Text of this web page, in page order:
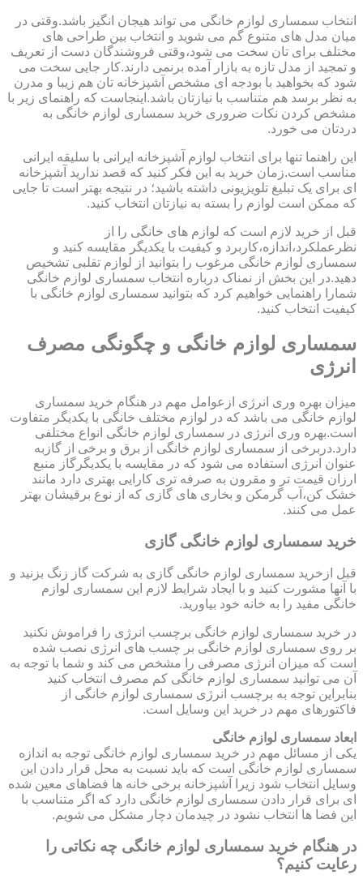
انتخاب سمساری لوازم خانگی می تواند هیجان انگیز باشد.وقتی در
میان مدل های متنوع گم می شوید و انتخاب بین طراحی های
مختلف برای تان سخت می شود،وقتی فروشندگان دست از تعریف
و تمجید از مدل تازه به بازار آمده برنمی دارند.کار جایی سخت می
شود که بخواهید با بودجه ای مشخص آشپزخانه تان هم زیبا و مدرن
به نظر برسد هم متناسب با نیازتان باشد.اینجاست که راهنمای زیر با
مشخص کردن نکات ضروری خرید سمساری لوازم خانگی به
دردتان می خورد.
این راهنما تنها برای انتخاب لوازم آشپزخانه ایرانی با سلیقه ایرانی
مناسب است.زمان خرید به این فکر کنید که قصد ندارید آشپزخانه
ای برای یک تبلیغ تلویزیونی داشته باشید؛ در نتیجه بهتر است تا جایی
که ممکن است لوازم را بسته به نیازتان انتخاب کنید.
قبل از خرید لازم است که لوازم های خانگی را از
نظرعملکرد،اندازه،کاربرد و کیفیت با یکدیگر مقایسه کنید و
سمساری لوازم خانگی مرغوب را بتوانید از لوازم تقلبی تشخیص
دهید.در این بخش از نمناک درباره انتخاب سمساری لوازم خانگی
شمارا راهنمایی خواهیم کرد که بتوانید سمساری لوازم خانگی با
کیفیت انتخاب کنید.
سمساری لوازم خانگی و چگونگی مصرف
انرژی
میزان بهره وری انرژی ازعوامل مهم در هنگام خرید سمساری
لوازم خانگی می باشد که در لوازم مختلف خانگی با یکدیگر متفاوت
است.بهره وری انرژی در سمساری لوازم خانگی انواع مختلفی
دارد.دربرخی از سمساری لوازم خانگی از برق و برخی از گازبه
عنوان انرژی استفاده می شود که در مقایسه با یکدیگرگاز منبع
ارزان قیمت تر و مقرون به صرفه تری کارایی بهتری دارد مانند
خشک کن،آب گرمکن و بخاری های گازی که از نوع برقیشان بهتر
عمل می کنند.
خرید سمساری لوازم خانگی گازی
قبل ازخرید سمساری لوازم خانگی گازی به شرکت گاز زنگ بزنید و
با آنها مشورت کنید و با ایجاد شرایط لازم این سمساری لوازم
خانگی مفید را به خانه خود بیاورید.
در خرید سمساری لوازم خانگی برچسب انرژی را فراموش نکنید
بر روی سمساری لوازم خانگی بر چسب های انرژی نصب شده
است که میزان انرژی مصرفی را مشخص می کند و شما با توجه به
آن می توانید سمساری لوازم خانگی کم مصرف انتخاب کنید
بنابراین توجه به برچسب انرژی سمساری لوازم خانگی از
فاکتورهای مهم در خرید این وسایل است.
ابعاد سمساری لوازم خانگی
یکی از مسائل مهم در خرید سمساری لوازم خانگی توجه به اندازه
سمساری لوازم خانگی است که باید نسبت به محل قرار دادن این
وسایل انتخاب شود زیرا آشپزخانه برخی خانه ها فضاهای معین شده
ای برای قرار دادن سمساری لوازم خانگی دارد که اگر متناسب با
این فضا ها انتخاب نشود در چیدمان دچار مشکل می شویم.
در هنگام خرید سمساری لوازم خانگی چه نکاتی را
رعایت کنیم؟